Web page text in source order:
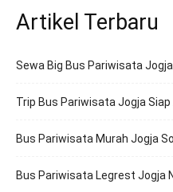
Artikel Terbaru
Sewa Big Bus Pariwisata
Trip Bus Pariwisata Jogja
Bus Pariwisata Murah Jogja
Bus Pariwisata Legrest Jogja